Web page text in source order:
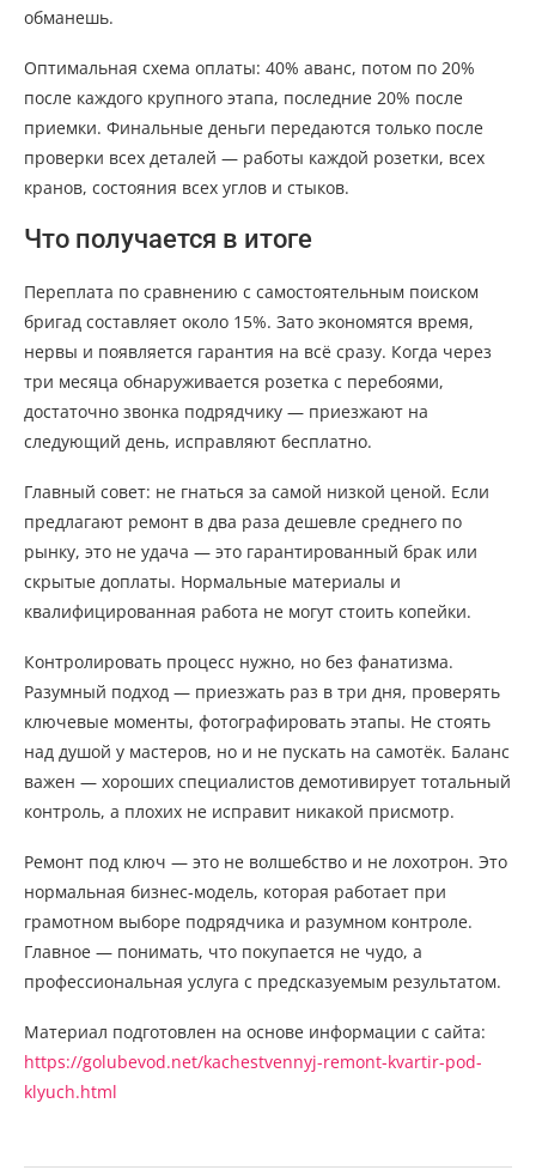
обманешь.
Оптимальная схема оплаты: 40% аванс, потом по 20%
после каждого крупного этапа, последние 20% после
приемки. Финальные деньги передаются только после
проверки всех деталей — работы каждой розетки, всех
кранов, состояния всех углов и стыков.
Что получается в итоге
Переплата по сравнению с самостоятельным поиском
бригад составляет около 15%. Зато экономятся время,
нервы и появляется гарантия на всё сразу. Когда через
три месяца обнаруживается розетка с перебоями,
достаточно звонка подрядчику — приезжают на
следующий день, исправляют бесплатно.
Главный совет: не гнаться за самой низкой ценой. Если
предлагают ремонт в два раза дешевле среднего по
рынку, это не удача — это гарантированный брак или
скрытые доплаты. Нормальные материалы и
квалифицированная работа не могут стоить копейки.
Контролировать процесс нужно, но без фанатизма.
Разумный подход — приезжать раз в три дня, проверять
ключевые моменты, фотографировать этапы. Не стоять
над душой у мастеров, но и не пускать на самотёк. Баланс
важен — хороших специалистов демотивирует тотальный
контроль, а плохих не исправит никакой присмотр.
Ремонт под ключ — это не волшебство и не лохотрон. Это
нормальная бизнес-модель, которая работает при
грамотном выборе подрядчика и разумном контроле.
Главное — понимать, что покупается не чудо, а
профессиональная услуга с предсказуемым результатом.
Материал подготовлен на основе информации с сайта:
https://golubevod.net/kachestvennyj-remont-kvartir-pod-
klyuch.html